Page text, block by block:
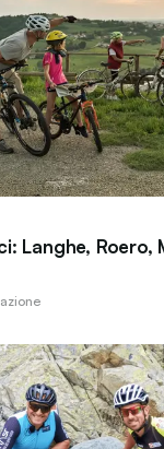
Langhe, Roero,